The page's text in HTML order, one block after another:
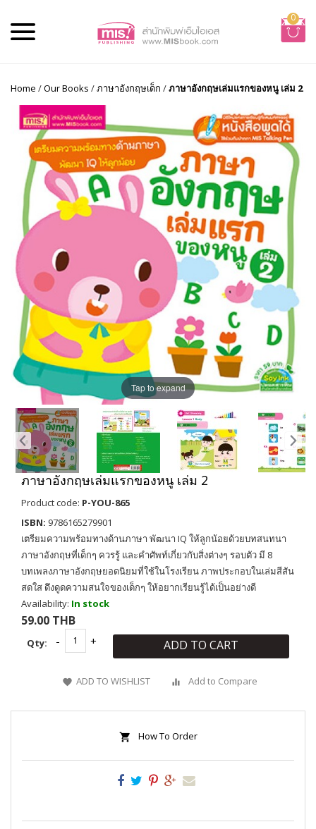
0
Home /Our Books /ภาษาอังกฤษเด็ก /ภาษาอังกฤษเล่มแรกของหนู เล่ม 2
Tap to expand
ภาษาอังกฤษเล่มแรกของหนู เล่ม 2
Product code: P-YOU-865
ISBN: 9786165279901
เตรียมความพร้อมทางด้านภาษา พัฒนา IQ ให้ลูกน้อยด้วยบทสนทนา
ภาษาอังกฤษที่เด็กๆ ควรรู้ และคำศัพท์เกี่ยวกับสิ่งต่างๆ รอบตัว มี 8
บทเพลงภาษาอังกฤษยอดนิยมที่ใช้ในโรงเรียน ภาพประกอบในเล่มสีสัน
สดใส ดึงดูดความสนใจของเด็กๆ ให้อยากเรียนรู้ได้เป็นอย่างดี
Availability: In stock
59.00 THB
Qty: ADD TO CART
ADD TO WISHLIST Add to Compare
How To Order